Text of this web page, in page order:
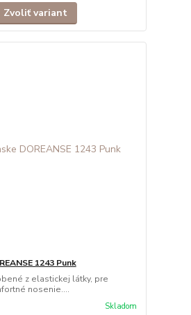
Zvoliť variant
1243 Punk
z elastickej látky, pre
nosenie....
Skladom